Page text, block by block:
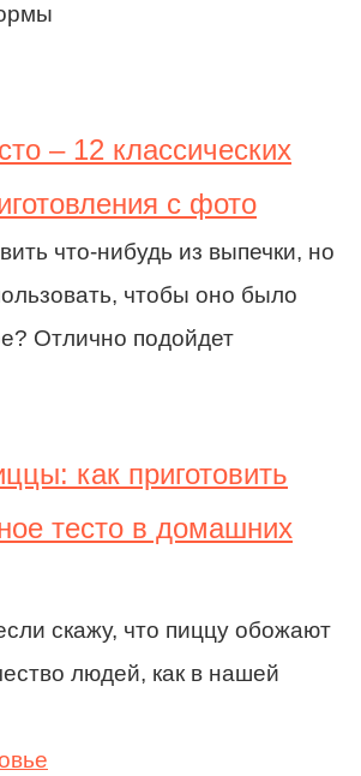
– 12 классических
с фото
что-нибудь из выпечки, но
чтобы оно было
Отлично подойдет
как приготовить
тесто в домашних
скажу, что пиццу обожают
людей, как в нашей